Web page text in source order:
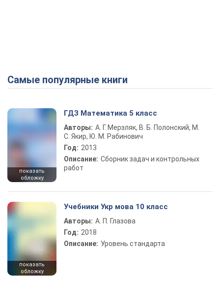
Самые популярные книги
показать
обложку
ГДЗ Математика 5 класс
Авторы: А. Г. Мерзляк, В. Б. Полонский, М.
С. Якир, Ю. М. Рабинович
Год: 2013
Описание: Сборник задач и контрольных
работ
показать
обложку
Учебники Укр мова 10 класс
Авторы: А. П. Глазова
Год: 2018
Описание: Уровень стандарта